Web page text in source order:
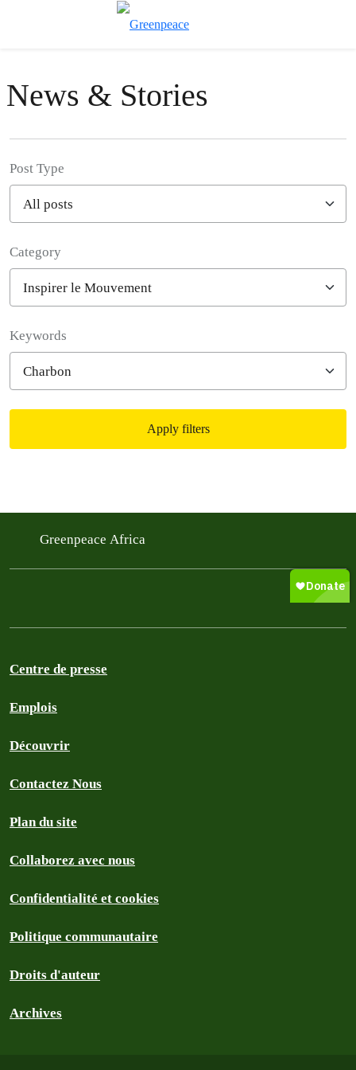
News & Stories
Post Type
Category
Keywords
Apply filters
Greenpeace Africa
Centre de presse
Emplois
Découvrir
Contactez Nous
Plan du site
Collaborez avec nous
Confidentialité et cookies
Politique communautaire
Droits d'auteur
Archives